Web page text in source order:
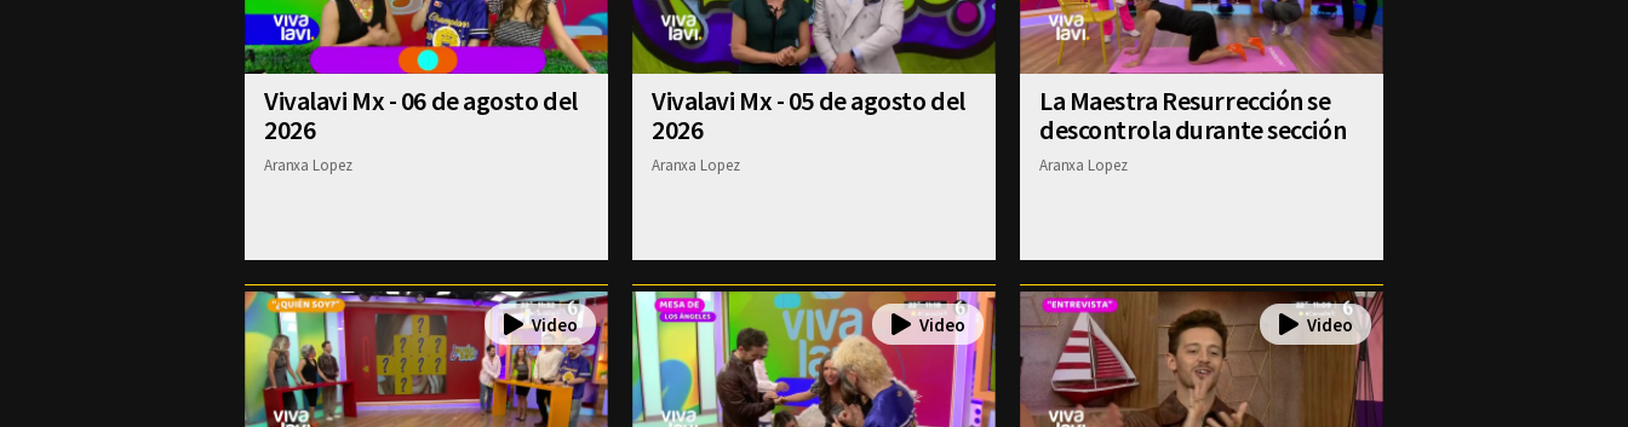
Vivalavi Mx - 06 de agosto del
2026
Aranxa Lopez
Vivalavi Mx - 05 de agosto del
2026
Aranxa Lopez
La Maestra Resurrección se
descontrola durante sección
Aranxa Lopez